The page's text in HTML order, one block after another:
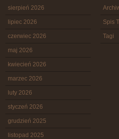
sierpień 2026
lipiec 2026
czerwiec 2026
maj 2026
kwiecień 2026
marzec 2026
luty 2026
styczeń 2026
grudzień 2025
listopad 2025
Spis
Tagi